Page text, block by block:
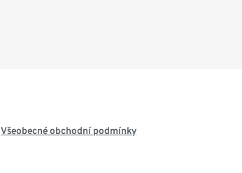
Všeobecné obchodní podmínky